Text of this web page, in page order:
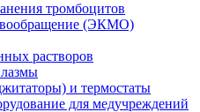
тромбоцитов
(ЭКМО)
растворов
и термостаты
для медучреждений